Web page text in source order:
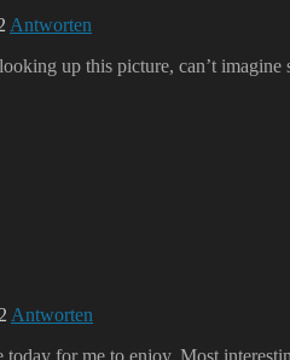
Antworten
up this picture, can’t
Antworten
for me to enjoy. Most